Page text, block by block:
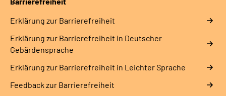
Erklärung zur Barrierefreiheit
Erklärung zur Barrierefreiheit in Deutscher
Gebärdensprache
Erklärung zur Barrierefreiheit in Leichter Sprache
Feedback zur Barrierefreiheit